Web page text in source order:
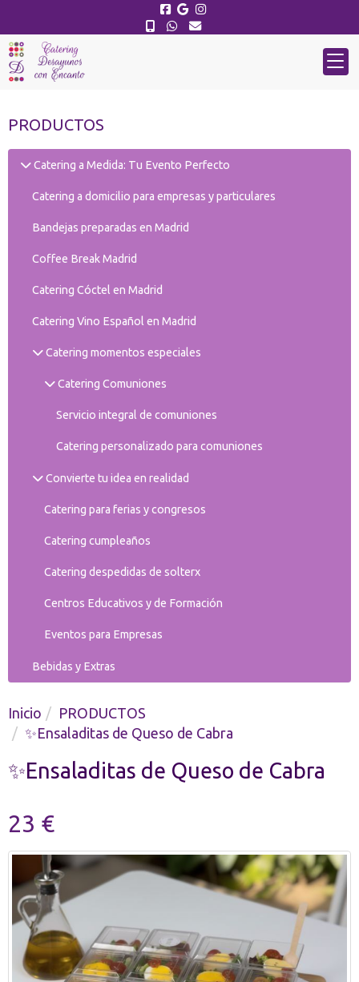
PRODUCTOS
Catering a Medida: Tu Evento Perfecto
Catering a domicilio para empresas y particulares
Bandejas preparadas en Madrid
Coffee Break Madrid
Catering Cóctel en Madrid
Catering Vino Español en Madrid
Catering momentos especiales
Catering Comuniones
Servicio integral de comuniones
Catering personalizado para comuniones
Convierte tu idea en realidad
Catering para ferias y congresos
Catering cumpleaños
Catering despedidas de solterx
Centros Educativos y de Formación
Eventos para Empresas
Bebidas y Extras
Inicio
PRODUCTOS
✨Ensaladitas de Queso de Cabra
✨Ensaladitas de Queso de Cabra
23 €